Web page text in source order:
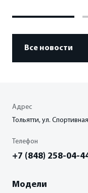
Все новости
Адрес
Тольятти, ул.
Телефон
+7 (848) 258-04-
Модели